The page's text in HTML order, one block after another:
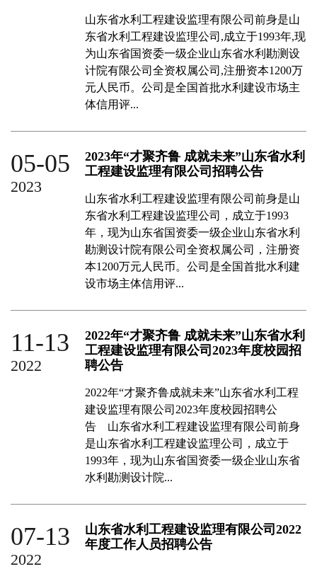
山东省水利工程建设监理有限公司前身是山
东省水利工程建设监理公司,成立于1993年,现
为山东省国资委一级企业山东省水利勘测设
计院有限公司全资权属公司,注册资本1200万
元人民币。公司是全国首批水利建设市场主
体信用评...
05-05
2023
2023年“才聚齐鲁 成就未来”山东省水利
工程建设监理有限公司招聘公告
山东省水利工程建设监理有限公司前身是山
东省水利工程建设监理公司，成立于1993
年，现为山东省国资委一级企业山东省水利
勘测设计院有限公司全资权属公司，注册资
本1200万元人民币。公司是全国首批水利建
设市场主体信用评...
11-13
2022
2022年“才聚齐鲁 成就未来”山东省水利
工程建设监理有限公司2023年度校园招
聘公告
2022年“才聚齐鲁成就未来”山东省水利工程
建设监理有限公司2023年度校园招聘公
告 山东省水利工程建设监理有限公司前身
是山东省水利工程建设监理公司，成立于
1993年，现为山东省国资委一级企业山东省
水利勘测设计院...
07-13
2022
山东省水利工程建设监理有限公司2022
年度工作人员招聘公告